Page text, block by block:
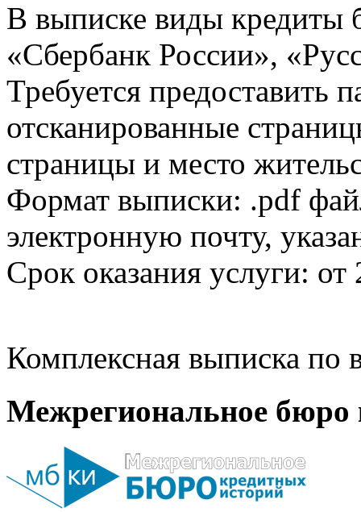
В выписке виды кредиты
«Сбербанк России»,
Требуется предоставить
отсканированные
страницы и место
Формат выписки: .pdf
электронную почту,
Срок оказания услуги: от
Комплексная выписка
Межрегиональное бюро